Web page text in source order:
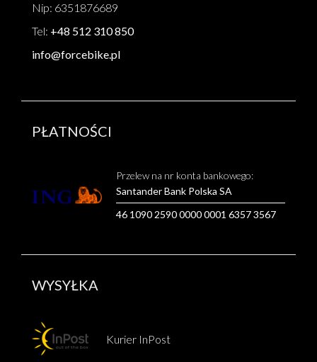
Nip: 6351876689
Tel: +48 512 310 850
info@forcebike.pl
PŁATNOŚCI
Przelew na nr konta bankowego:
Santander Bank Polska SA
46 1090 2590 0000 0001 6357 3567
WYSYŁKA
Kurier InPost